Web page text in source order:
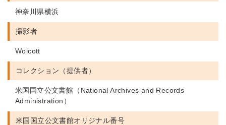
神奈川県横浜
撮影者
Wolcott
コレクション（提供者）
米国国立公文書館（National Archives and Records
Administration）
米国国立公文書館オリジナル番号